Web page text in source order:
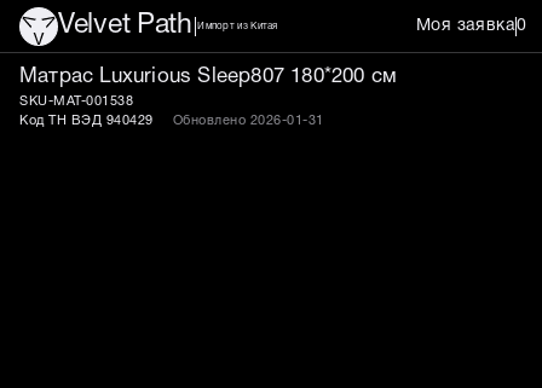
Velvet Path Импорт из Китая Моя заявка0
Матрас Luxurious
Матрас Luxurious Sleep807 180*200 см
SKU-MAT-001538
Код ТН ВЭД 940429
Обновлено 2026-01-31